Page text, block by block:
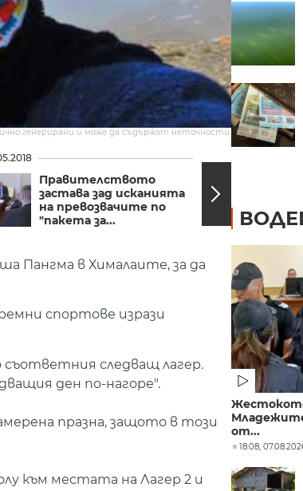
генерирани и може да съдържат неточности.
Правителството
застава зад исканията
на превозвачите по
"пакета за...
Пангма в Хималаите, за да
спортове изрази
съответния следващ лагер.
ден по-нагоре".
празна, защото в този
към местата на Лагер 2 и
от...
18:08,